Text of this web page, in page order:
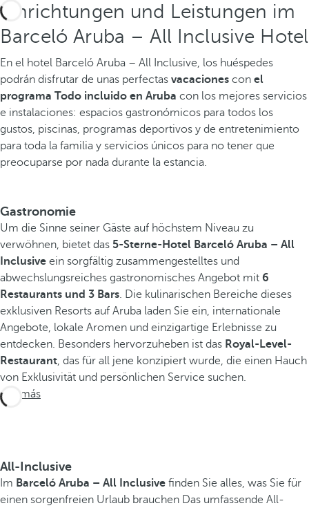
Einrichtungen und Leistungen im
Barceló Aruba – All Inclusive Hotel
En el hotel Barceló Aruba – All Inclusive, los huéspedes
podrán disfrutar de unas perfectas vacaciones con el
programa Todo incluido en Aruba con los mejores servicios
e instalaciones: espacios gastronómicos para todos los
gustos, piscinas, programas deportivos y de entretenimiento
para toda la familia y servicios únicos para no tener que
preocuparse por nada durante la estancia.
Gastronomie
Um die Sinne seiner Gäste auf höchstem Niveau zu
verwöhnen, bietet das 5-Sterne-Hotel Barceló Aruba – All
Inclusive ein sorgfältig zusammengestelltes und
abwechslungsreiches gastronomisches Angebot mit 6
Restaurants und 3 Bars. Die kulinarischen Bereiche dieses
exklusiven Resorts auf Aruba laden Sie ein, internationale
Angebote, lokale Aromen und einzigartige Erlebnisse zu
entdecken. Besonders hervorzuheben ist das Royal-Level-
Restaurant, das für all jene konzipiert wurde, die einen Hauch
von Exklusivität und persönlichen Service suchen.
Ver más
All-Inclusive
Im Barceló Aruba – All Inclusive finden Sie alles, was Sie für
einen sorgenfreien Urlaub brauchen Das umfassende All-